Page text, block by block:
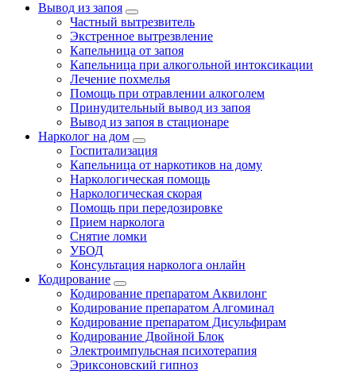
Вывод из запоя
Частный вытрезвитель
Экстренное вытрезвление
Капельница от запоя
Капельница при алкогольной интоксикации
Лечение похмелья
Помощь при отравлении алкоголем
Принудительный вывод из запоя
Вывод из запоя в стационаре
Нарколог на дом
Госпитализация
Капельница от наркотиков на дому
Наркологическая помощь
Наркологическая скорая
Помощь при передозировке
Прием нарколога
Снятие ломки
УБОД
Консультация нарколога онлайн
Кодирование
Кодирование препаратом Аквилонг
Кодирование препаратом Алгоминал
Кодирование препаратом Дисульфирам
Кодирование Двойной Блок
Электроимпульсная психотерапия
Эриксоновский гипноз